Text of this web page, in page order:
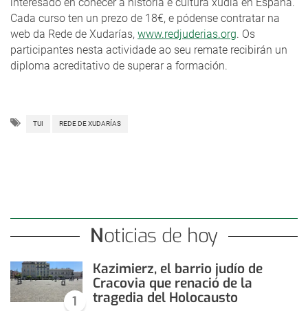
Cada curso ten un prezo de 18€, e pódense contratar na
web da Rede de Xudarías, www.redjuderias.org. Os
participantes nesta actividade ao seu remate recibirán un
diploma acreditativo de superar a formación.
TUI REDE DE XUDARÍAS
Noticias de hoy
1
Kazimierz, el barrio judío de
Cracovia que renació de la
tragedia del Holocausto